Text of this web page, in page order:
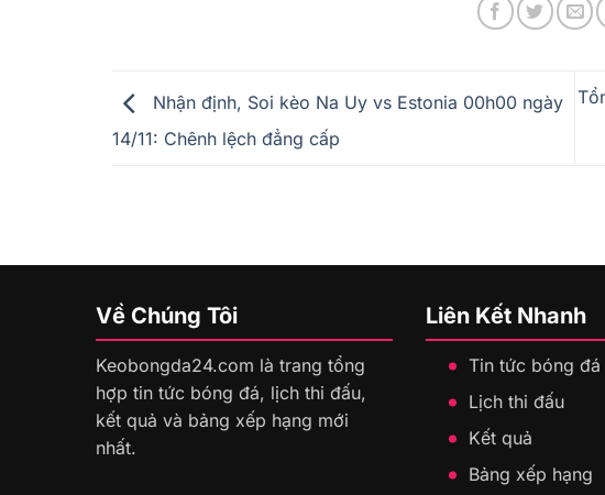
Nhận định, Soi kèo Na Uy vs Estonia 00h00 ngày
14/11: Chênh lệch đẳng cấp
Về Chúng Tôi
Keobongda24.com là trang tổng
hợp tin tức bóng đá, lịch thi đấu,
kết quả và bảng xếp hạng mới
nhất.
Liên Kết Nhanh
Tin tức bóng đá
Lịch thi đấu
Kết quả
Bảng xếp hạng